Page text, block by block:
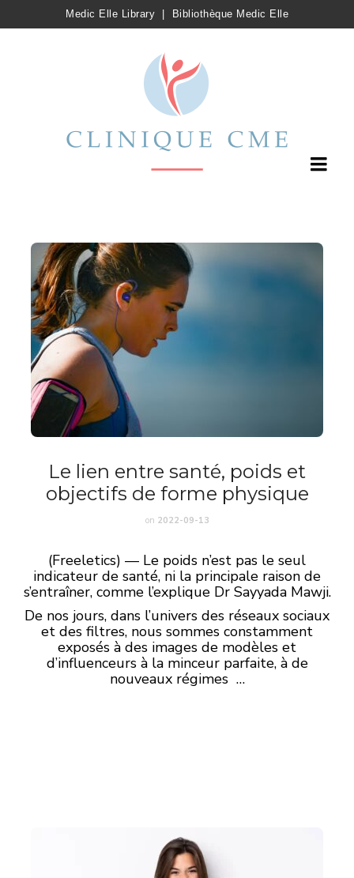
Medic Elle Library Bibliothèque Medic Elle
Le lien entre santé, poids et
objectifs de forme physique
on 2022-09-13
(Freeletics) — Le poids n’est pas le seul
indicateur de santé, ni la principale raison de
s’entraîner, comme l’explique Dr Sayyada Mawji.
De nos jours, dans l’univers des réseaux sociaux
et des filtres, nous sommes constamment
exposés à des images de modèles et
d’influenceurs à la minceur parfaite, à de
nouveaux régimes …